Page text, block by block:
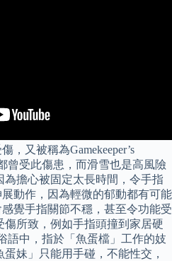
，又被稱為Gamekeeper’s
曾受此傷患，而滑雪也是高風險
擔心被固定太長時間，令手指
動作，因為輕微的郁動都有可能
覺手指關節不穩，甚至令功能受
所致，例如手指頭撞到家居硬
中，指於「魚蛋檔」工作的妓
妹」只能用手碰，不能性交，